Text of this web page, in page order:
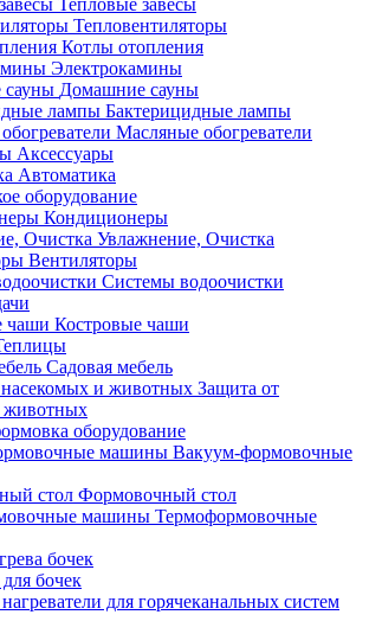
Тепловые завесы
Тепловентиляторы
Котлы отопления
Электрокамины
Домашние сауны
Бактерицидные лампы
Масляные обогреватели
Аксессуары
Автоматика
оборудование
Кондиционеры
Увлажнение, Очистка
Вентиляторы
Системы водоочистки
Костровые чаши
Садовая мебель
Защита от
животных
оборудование
Вакуум-формовочные
Формовочный стол
Термоформовочные
бочек
бочек
для горячеканальных систем